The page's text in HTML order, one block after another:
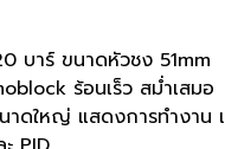
บาร์ ขนาดหัวชง 51mm
ร้อนเร็ว สม่ำเสมอ
าดใหญ่ แสดงการทำงาน